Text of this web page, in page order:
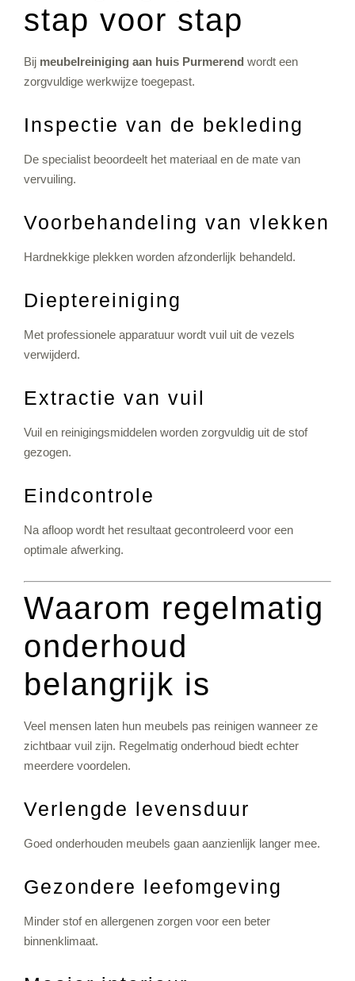
stap voor stap
Bij meubelreiniging aan huis Purmerend wordt een
zorgvuldige werkwijze toegepast.
Inspectie van de bekleding
De specialist beoordeelt het materiaal en de mate van
vervuiling.
Voorbehandeling van vlekken
Hardnekkige plekken worden afzonderlijk behandeld.
Dieptereiniging
Met professionele apparatuur wordt vuil uit de vezels
verwijderd.
Extractie van vuil
Vuil en reinigingsmiddelen worden zorgvuldig uit de stof
gezogen.
Eindcontrole
Na afloop wordt het resultaat gecontroleerd voor een
optimale afwerking.
Waarom regelmatig
onderhoud
belangrijk is
Veel mensen laten hun meubels pas reinigen wanneer ze
zichtbaar vuil zijn. Regelmatig onderhoud biedt echter
meerdere voordelen.
Verlengde levensduur
Goed onderhouden meubels gaan aanzienlijk langer mee.
Gezondere leefomgeving
Minder stof en allergenen zorgen voor een beter
binnenklimaat.